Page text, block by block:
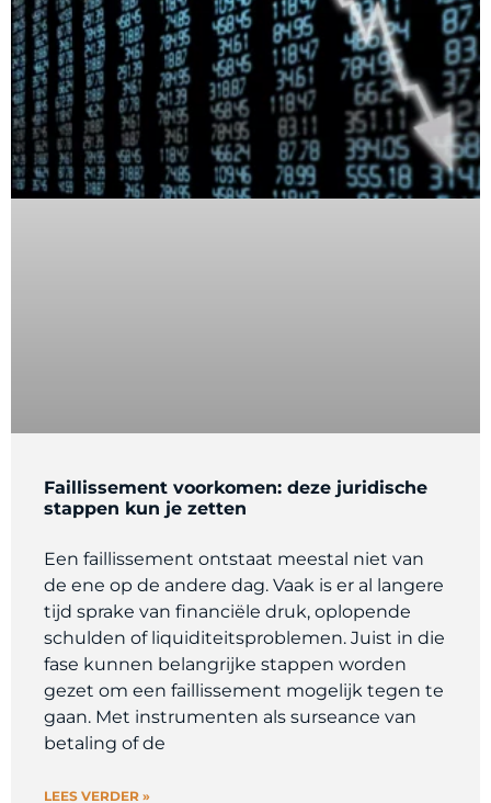
Faillissement voorkomen: deze juridische
stappen kun je zetten
Een faillissement ontstaat meestal niet van
de ene op de andere dag. Vaak is er al langere
tijd sprake van financiële druk, oplopende
schulden of liquiditeitsproblemen. Juist in die
fase kunnen belangrijke stappen worden
gezet om een faillissement mogelijk tegen te
gaan. Met instrumenten als surseance van
betaling of de
LEES VERDER »